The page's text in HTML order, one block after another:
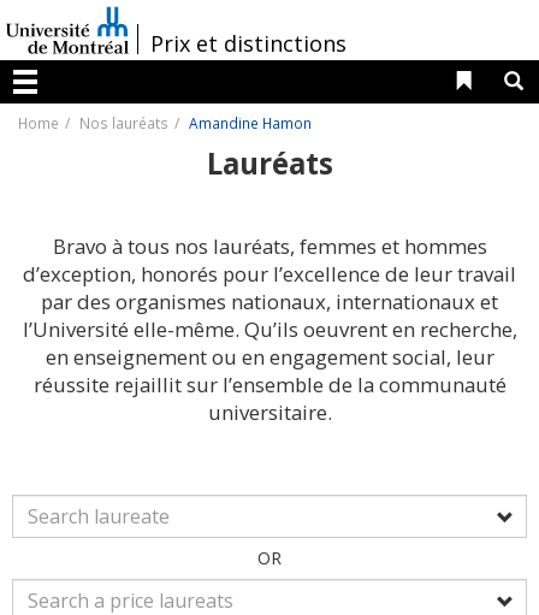
au
contenu
/Prix et distinctions
Menu
Liens
Home Nos lauréats Amandine Hamon
Lauréats
Bravo à tous nos lauréats, femmes et hommes
d’exception, honorés pour l’excellence de leur travail
par des organismes nationaux, internationaux et
l’Université elle-même. Qu’ils oeuvrent en recherche,
en enseignement ou en engagement social, leur
réussite rejaillit sur l’ensemble de la communauté
universitaire.
OR